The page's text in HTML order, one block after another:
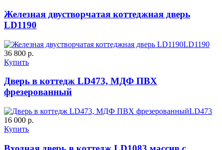
ДНТ ДС
Железная двустворчатая коттеджная дверь
LD1190
LD1190
36 800 р.
Купить
Дверь в коттедж LD473, МДФ ПВХ
фрезерованный
LD473
16 000 р.
Купить